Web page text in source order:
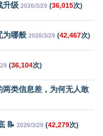
升级 2026/3/29 (36,015次)
为哪般 2026/3/29 (42,467次)
(36,104次)
类信息差，为何无人敢
📝 2026/3/29 (42,279次)